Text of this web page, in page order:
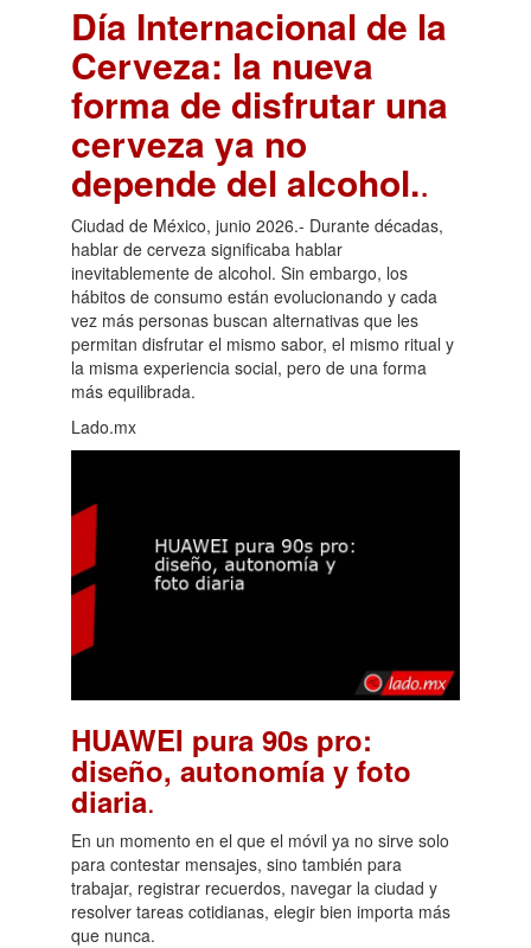
Día Internacional de la
Cerveza: la nueva
forma de disfrutar una
cerveza ya no
depende del alcohol..
Ciudad de México, junio 2026.- Durante décadas,
hablar de cerveza significaba hablar
inevitablemente de alcohol. Sin embargo, los
hábitos de consumo están evolucionando y cada
vez más personas buscan alternativas que les
permitan disfrutar el mismo sabor, el mismo ritual y
la misma experiencia social, pero de una forma
más equilibrada.
Lado.mx
HUAWEI pura 90s pro:
diseño, autonomía y foto
diaria.
En un momento en el que el móvil ya no sirve solo
para contestar mensajes, sino también para
trabajar, registrar recuerdos, navegar la ciudad y
resolver tareas cotidianas, elegir bien importa más
que nunca.